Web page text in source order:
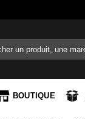
BOUTIQUE